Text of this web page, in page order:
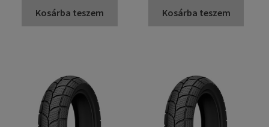
Kosárba teszem Kosárba teszem